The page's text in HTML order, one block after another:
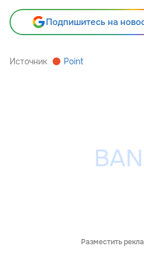
Подпишитесь на
Источник Point
Разместить